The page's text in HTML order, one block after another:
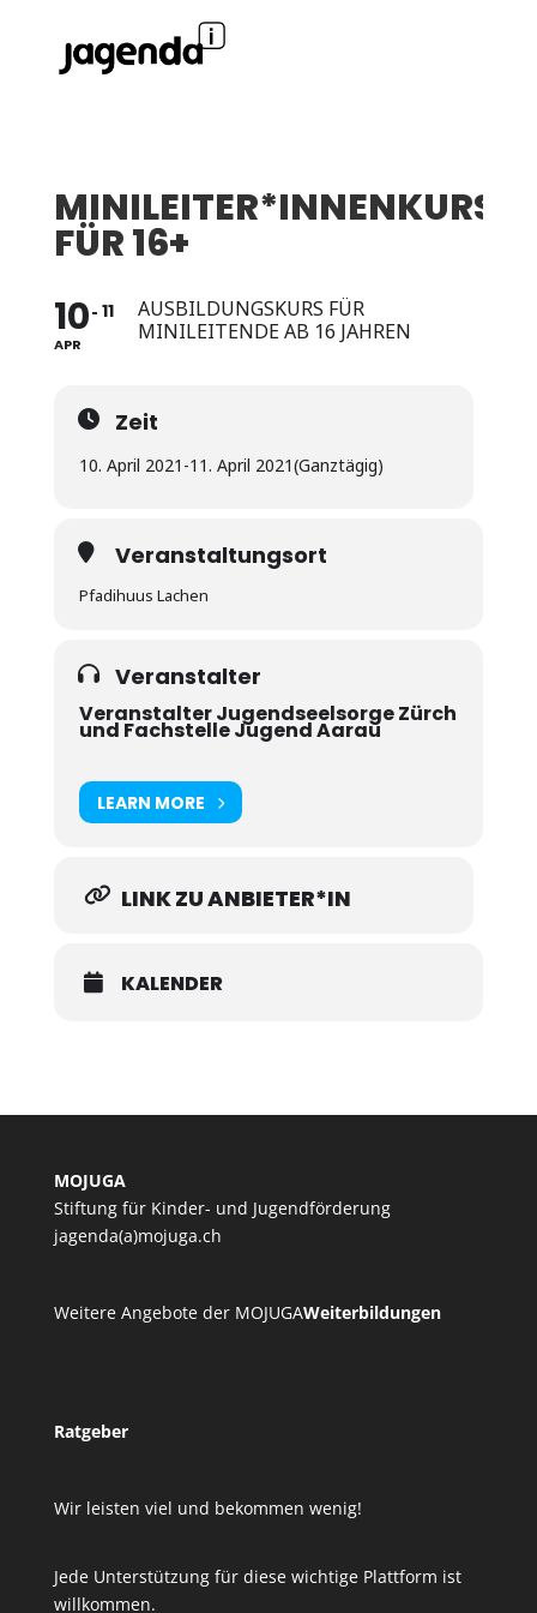
MINILEITER*INNENKURS
FÜR 16+
10
APR
11
AUSBILDUNGSKURS FÜR
MINILEITENDE AB 16 JAHREN
Zeit
10. April 2021 -11. April 2021(Ganztägig)
Veranstaltungsort
Pfadihuus Lachen
Veranstalter
Veranstalter Jugendseelsorge Zürch
und Fachstelle Jugend Aarau
LEARN MORE
LINK ZU ANBIETER*IN
KALENDER
MOJUGA
Stiftung für Kinder- und Jugendförderung
jagenda(a)mojuga.ch
Weitere Angebote der MOJUGAWeiterbildungen
Ratgeber
Wir leisten viel und bekommen wenig!
Jede Unterstützung für diese wichtige Plattform ist
willkommen.